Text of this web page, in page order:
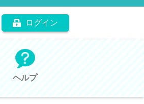
ログイン
ヘルプ